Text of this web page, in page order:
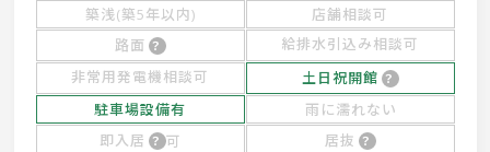
築浅(築5年以内)
店舗相談可
路面
給排水引込み相談可
非常用発電機相談可
土日祝開館
駐車場設備有
雨に濡れない
即入居
可 居抜